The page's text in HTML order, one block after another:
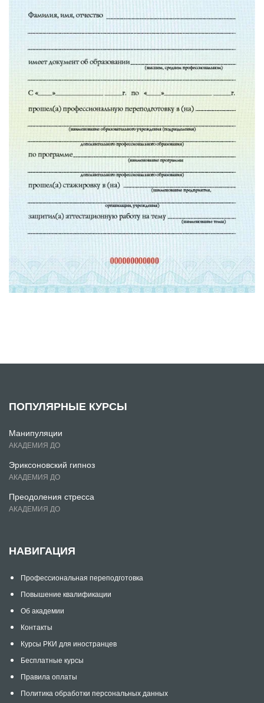
ПОПУЛЯРНЫЕ КУРСЫ
Манипуляции
АКАДЕМИЯ ДО
Эриксоновский гипноз
АКАДЕМИЯ ДО
Преодоления стресса
АКАДЕМИЯ ДО
НАВИГАЦИЯ
Профессиональная переподготовка
Повышение квалификации
Об академии
Контакты
Курсы РКИ для иностранцев
Бесплатные курсы
Правила оплаты
Политика обработки персональных данных